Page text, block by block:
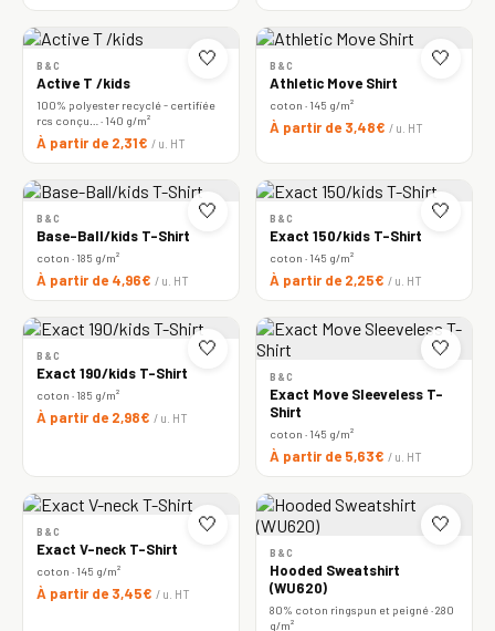
🤍
B&C
Active T /kids
100% polyester recyclé - certifiée
rcs conçu… · 140 g/m²
À partir de 2,31€ / u. HT
🤍
B&C
Athletic Move Shirt
coton · 145 g/m²
À partir de 3,48€ / u. HT
🤍
B&C
Base-Ball/kids T-Shirt
coton · 185 g/m²
À partir de 4,96€ / u. HT
🤍
B&C
Exact 150/kids T-Shirt
coton · 145 g/m²
À partir de 2,25€ / u. HT
🤍
B&C
Exact 190/kids T-Shirt
coton · 185 g/m²
À partir de 2,98€ / u. HT
🤍
B&C
Exact Move Sleeveless T-
Shirt
coton · 145 g/m²
À partir de 5,63€ / u. HT
🤍
B&C
Exact V-neck T-Shirt
coton · 145 g/m²
À partir de 3,45€ / u. HT
🤍
B&C
Hooded Sweatshirt
(WU620)
80% coton ringspun et peigné · 280
g/m²